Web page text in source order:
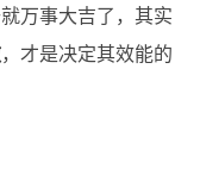
万事大吉了，其实
，才是决定其效能的